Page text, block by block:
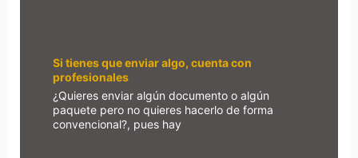
Si tienes que enviar algo, cuenta con
profesionales
¿Quieres enviar algún documento o algún
paquete pero no quieres hacerlo de forma
convencional?, pues hay